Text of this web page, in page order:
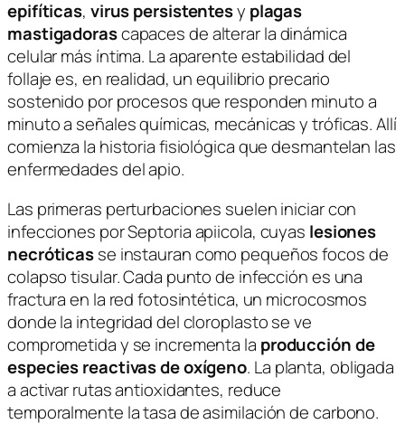
epifíticas, virus persistentesy plagas
mastigadorascapaces de alterar la dinámica
celular más íntima. La aparente estabilidad del
follaje es, en realidad, un equilibrio precario
sostenido por procesos que responden minuto a
minuto a señales químicas, mecánicas y tróficas. Allí
comienza la historia fisiológica que desmantelan las
enfermedades del apio.
Las primeras perturbaciones suelen iniciar con
infecciones porSeptoria apiicola, cuyas lesiones
necróticasse instauran como pequeños focos de
colapso tisular. Cada punto de infección es una
fractura en la red fotosintética, un microcosmos
donde la integridad del cloroplasto se ve
comprometida y se incrementa la producción de
especies reactivas de oxígeno. La planta, obligada
a activar rutas antioxidantes, reduce
temporalmente la tasa de asimilación de carbono.